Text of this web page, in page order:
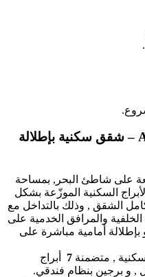
Ario-057 – شقق سكنية بإطلالة
على شاطئ البحر, بمساحة
السكنية الموزّعة بشكل
الشقق , وذلك بالتداخل مع
والمرافق الخدمية على
أمامية مباشرة على
7 أبراج
, و برجين بنظام فندقي.